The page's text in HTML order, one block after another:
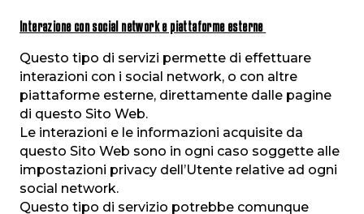
Interazione con social network e piattaforme esterne
Questo tipo di servizi permette di effettuare
interazioni con i social network, o con altre
piattaforme esterne, direttamente dalle pagine
di questo Sito Web.
Le interazioni e le informazioni acquisite da
questo Sito Web sono in ogni caso soggette alle
impostazioni privacy dell’Utente relative ad ogni
social network.
Questo tipo di servizio potrebbe comunque